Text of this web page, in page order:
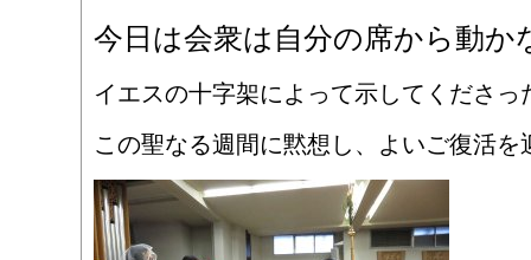
今日は会衆は自分の席から動か
イエスの十字架によって示してくださっ
この聖なる週間に黙想し、よいご復活を